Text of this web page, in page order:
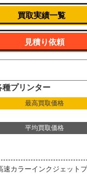
買取実績一覧
見積り依頼
種プリンター
最高買取価格
平均買取価格
速カラーインクジェット